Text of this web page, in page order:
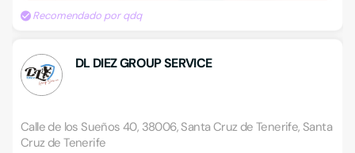
Recomendado por qdq
DL DIEZ GROUP SERVICE
Calle de los Sueños 40, 38006, Santa Cruz de Tenerife, Santa
Cruz de Tenerife